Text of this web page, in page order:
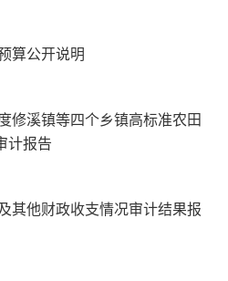
算公开说明
修溪镇等四个乡镇高标准农田
计报告
其他财政收支情况审计结果报